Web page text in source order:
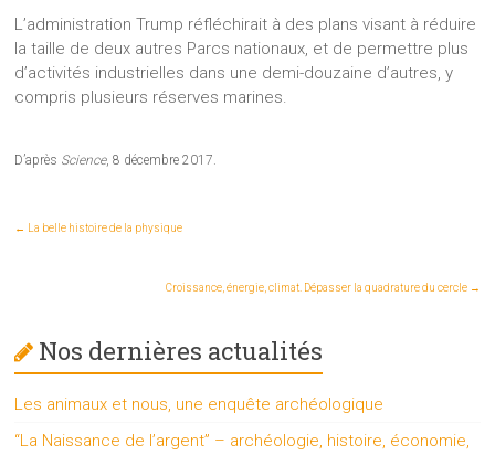
L’administration Trump réfléchirait à des plans visant à réduire
la taille de deux autres Parcs nationaux, et de permettre plus
d’activités industrielles dans une demi-douzaine d’autres, y
compris plusieurs réserves marines.
D’après Science, 8 décembre 2017.
← La belle histoire de la physique
Croissance, énergie, climat. Dépasser la quadrature du cercle →
Nos dernières actualités
Les animaux et nous, une enquête archéologique
“La Naissance de l’argent” – archéologie, histoire, économie,